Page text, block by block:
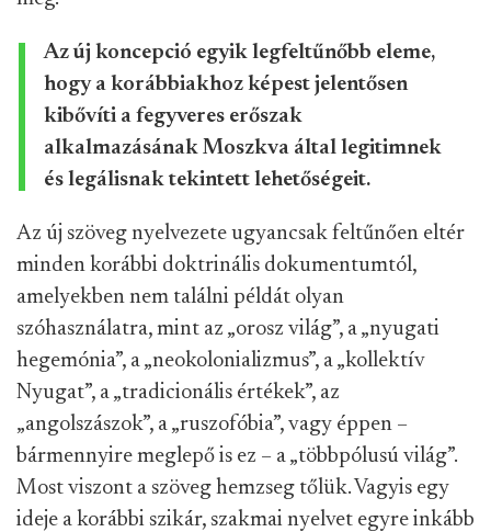
Az új koncepció egyik legfeltűnőbb eleme,
hogy a korábbiakhoz képest jelentősen
kibővíti a fegyveres erőszak
alkalmazásának Moszkva által legitimnek
és legálisnak tekintett lehetőségeit.
Az új szöveg nyelvezete ugyancsak feltűnően eltér
minden korábbi doktrinális dokumentumtól,
amelyekben nem találni példát olyan
szóhasználatra, mint az „orosz világ”, a „nyugati
hegemónia”, a „neokolonializmus”, a „kollektív
Nyugat”, a „tradicionális értékek”, az
„angolszászok”, a „ruszofóbia”, vagy éppen –
bármennyire meglepő is ez – a „többpólusú világ”.
Most viszont a szöveg hemzseg tőlük. Vagyis egy
ideje a korábbi szikár, szakmai nyelvet egyre inkább